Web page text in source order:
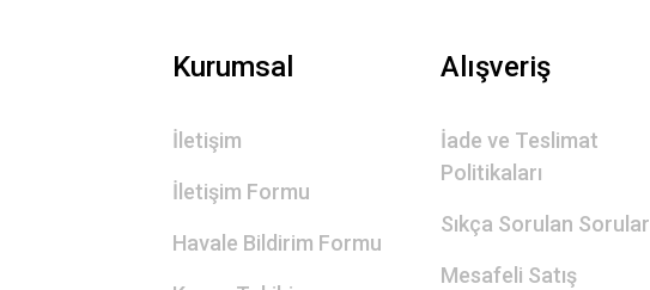
Kurumsal
İletişim
İletişim Formu
Havale Bildirim Formu
Alışveriş
İade ve Teslimat
Politikaları
Sıkça Sorulan Sorular
Mesafeli Satış